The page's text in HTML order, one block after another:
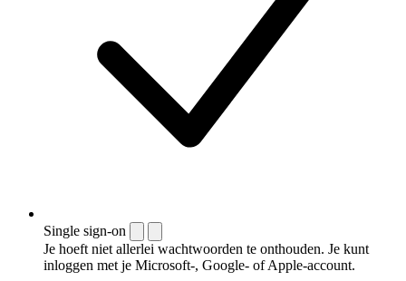
Single sign-on
Je hoeft niet allerlei wachtwoorden te onthouden. Je kunt
inloggen met je Microsoft-, Google- of Apple-account.